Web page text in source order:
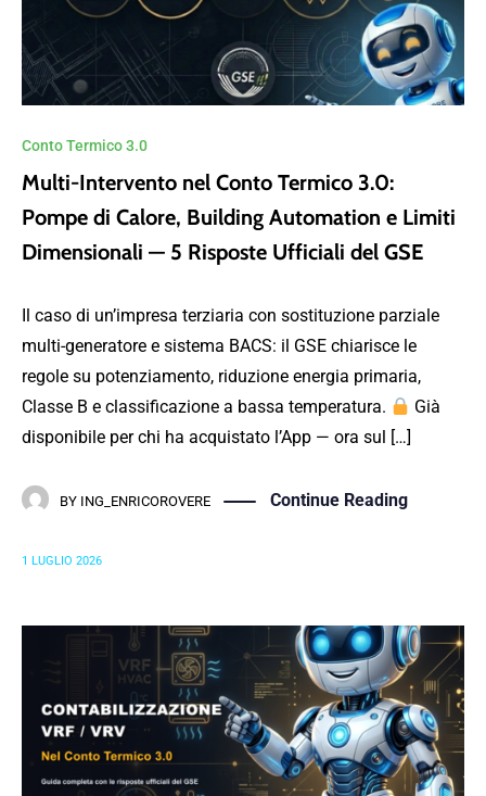
Conto Termico 3.0
Multi-Intervento nel Conto Termico 3.0:
Pompe di Calore, Building Automation e Limiti
Dimensionali — 5 Risposte Ufficiali del GSE
Il caso di un’impresa terziaria con sostituzione parziale
multi-generatore e sistema BACS: il GSE chiarisce le
regole su potenziamento, riduzione energia primaria,
Classe B e classificazione a bassa temperatura.
Già
disponibile per chi ha acquistato l’App — ora sul […]
BY ING_ENRICOROVERE Continue Reading
1 LUGLIO 2026